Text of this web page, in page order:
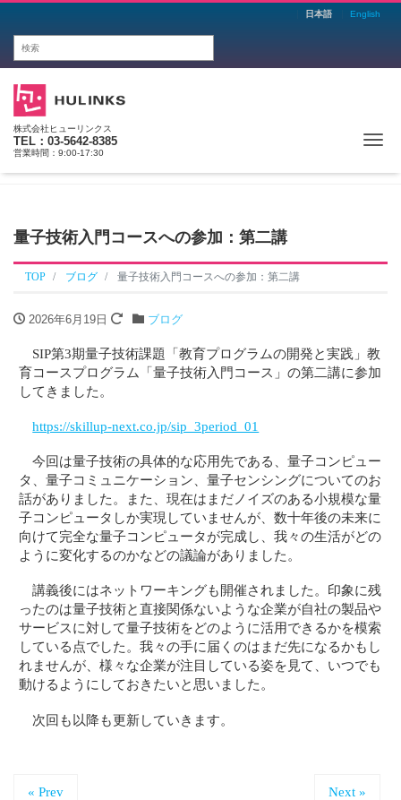
日本語 English
株式会社ヒューリンクス
TEL：03-5642-8385
営業時間：9:00-17:30
量子技術入門コースへの参加：第二講
TOP ブログ 量子技術入門コースへの参加：第二講
2026年6月19日 ブログ
SIP第3期量子技術課題「教育プログラムの開発と実践」教
育コースプログラム「量子技術入門コース」の第二講に参加
してきました。
https://skillup-next.co.jp/sip_3period_01
今回は量子技術の具体的な応用先である、量子コンピュー
タ、量子コミュニケーション、量子センシングについてのお
話がありました。また、現在はまだノイズのある小規模な量
子コンピュータしか実現していませんが、数十年後の未来に
向けて完全な量子コンピュータが完成し、我々の生活がどの
ように変化するのかなどの議論がありました。
講義後にはネットワーキングも開催されました。印象に残
ったのは量子技術と直接関係ないような企業が自社の製品や
サービスに対して量子技術をどのように活用できるかを模索
している点でした。我々の手に届くのはまだ先になるかもし
れませんが、様々な企業が注目している姿を見て、いつでも
動けるようにしておきたいと思いました。
次回も以降も更新していきます。
« Prev Next »